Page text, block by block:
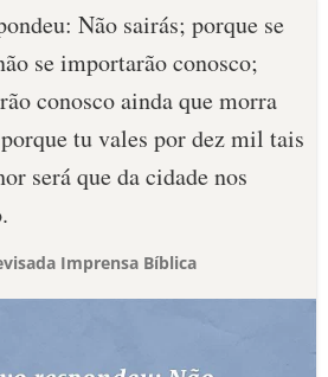
Não sairás; porque se
se importarão conosco;
conosco ainda que morra
tu vales por dez mil tais
será que da cidade nos
Imprensa Bíblica